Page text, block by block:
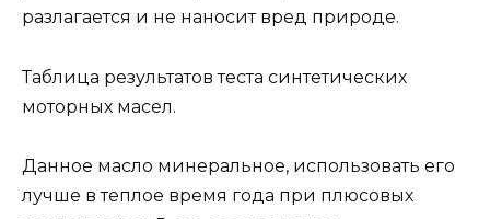
разлагается и не наносит вред природе.
Таблица результатов теста синтетических
моторных масел.
Данное масло минеральное, использовать его
лучше в теплое время года при плюсовых